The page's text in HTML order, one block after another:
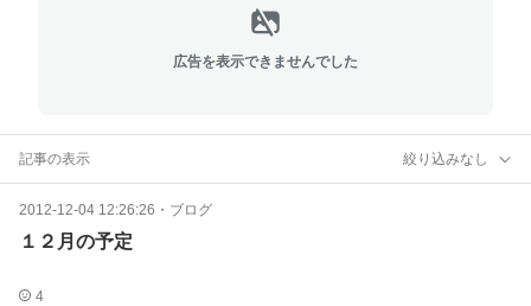
広告を表示できませんでした
記事の表示 絞り込みなし
2012-12-04 12:26:26 ・ ブログ
１２月の予定
4